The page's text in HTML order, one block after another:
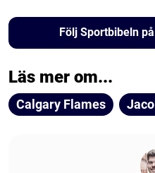
Följ Sportbibeln
Läs mer om...
Calgary Flames